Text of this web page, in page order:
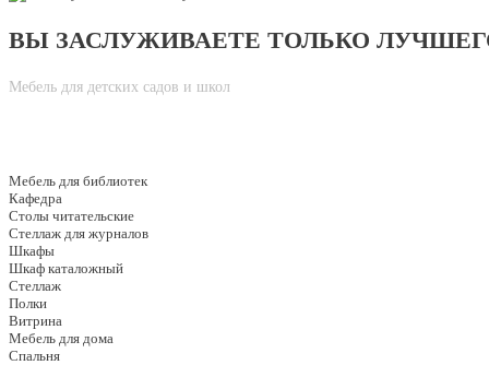
ВЫ ЗАСЛУЖИВАЕТЕ ТОЛЬКО
Мебель для детских садов и школ
Мебель для библиотек
Кафедра
Столы читательские
Стеллаж для журналов
Шкафы
Шкаф каталожный
Стеллаж
Полки
Витрина
Мебель для дома
Спальня